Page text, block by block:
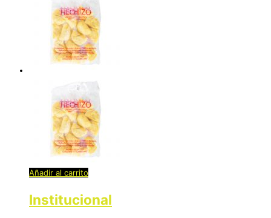
Añadir al carrito
Institucional